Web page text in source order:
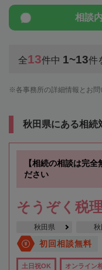
相談
全13件中 1~13件
各事務所の詳細情報とお
秋田県にある相続
【相続の相談は完
ださい
そうぞく税
秋田県 秋
初回相談無料
土日祝OK オンライン